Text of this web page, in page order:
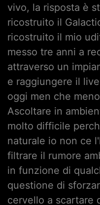
vivo, la risposta è
ricostruito il
ricostruito il mio
messo tre anni a
attraverso un
e raggiungere il
oggi men che
Ascoltare in
molto difficile
naturale io non ce
filtrare il rumore
in funzione di
questione di
cervello a scartare